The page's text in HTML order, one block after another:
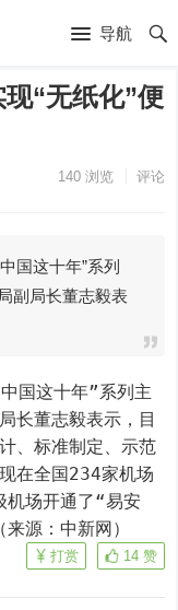
导航
“无纸化”便
140浏览 评论
国这十年”系列
副局长董志毅表
国这十年”系列主
长董志毅表示，目
、标准制定、示范
在全国234家机场
机场开通了“易安
源：中新网）
14 赞
打赏